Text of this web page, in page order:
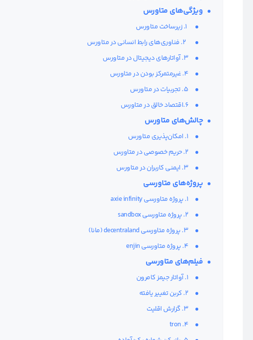
ویژگی‌های متاورس
6.اقتصاد خالق در متاورس
چالش‌های متاورس
1. امکان‌پذیری متاورس
پروژه‌های متاورسی
فیلم‌های متاورسی